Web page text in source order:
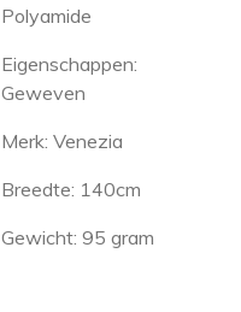
Polyamide
Eigenschappen:
Geweven
Merk: Venezia
Breedte: 140cm
Gewicht: 95 gram